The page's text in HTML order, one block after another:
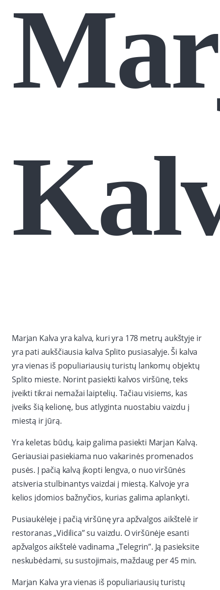
Marjan Kalva yra kalva, kuri yra 178 metrų aukštyje ir
yra pati aukščiausia kalva Splito pusiasalyje. Ši kalva
yra vienas iš populiariausių turistų lankomų objektų
Splito mieste. Norint pasiekti kalvos viršūnę, teks
įveikti tikrai nemažai laiptelių. Tačiau visiems, kas
įveiks šią kelionę, bus atlyginta nuostabiu vaizdu į
miestą ir jūrą.
Yra keletas būdų, kaip galima pasiekti Marjan Kalvą.
Geriausiai pasiekiama nuo vakarinės promenados
pusės. Į pačią kalvą įkopti lengva, o nuo viršūnės
atsiveria stulbinantys vaizdai į miestą. Kalvoje yra
kelios įdomios bažnyčios, kurias galima aplankyti.
Pusiaukėleje į pačią viršūnę yra apžvalgos aikštelė ir
restoranas „Vidilica” su vaizdu. O viršūnėje esanti
apžvalgos aikštelė vadinama „Telegrin”. Ją pasieksite
neskubėdami, su sustojimais, maždaug per 45 min.
Marjan Kalva yra vienas iš populiariausių turistų